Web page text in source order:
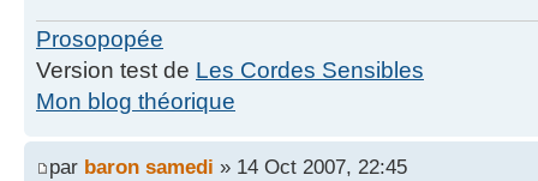
Prosopopée
Version test de Les Cordes Sensibles
Mon blog théorique
par baron samedi » 14 Oct 2007, 22:45